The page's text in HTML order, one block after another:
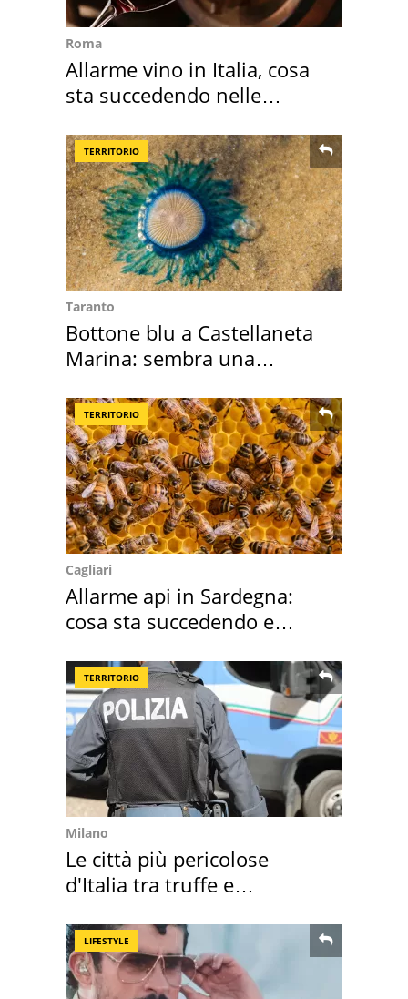
Roma
Allarme vino in Italia, cosa
sta succedendo nelle
TERRITORIO
Taranto
Bottone blu a Castellaneta
Marina: sembra una
TERRITORIO
Cagliari
Allarme api in Sardegna:
cosa sta succedendo e
TERRITORIO
Milano
Le città più pericolose
d'Italia tra truffe e
LIFESTYLE